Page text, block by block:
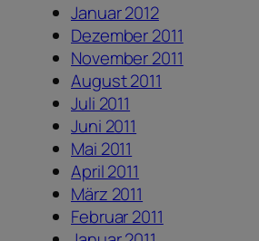
Januar 2012
Dezember 2011
November 2011
August 2011
Juli 2011
Juni 2011
Mai 2011
April 2011
März 2011
Februar 2011